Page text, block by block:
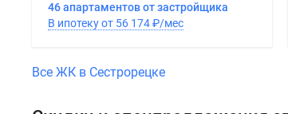
46 апартаментов от застройщика
В ипотеку от 56 174₽/мес
Все ЖК в Сестрорецке